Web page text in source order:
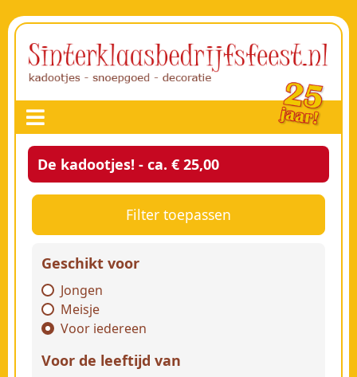
De kadootjes! - ca. € 25,00
Filter toepassen
Geschikt voor
Jongen
Meisje
Voor iedereen
Voor de leeftijd van